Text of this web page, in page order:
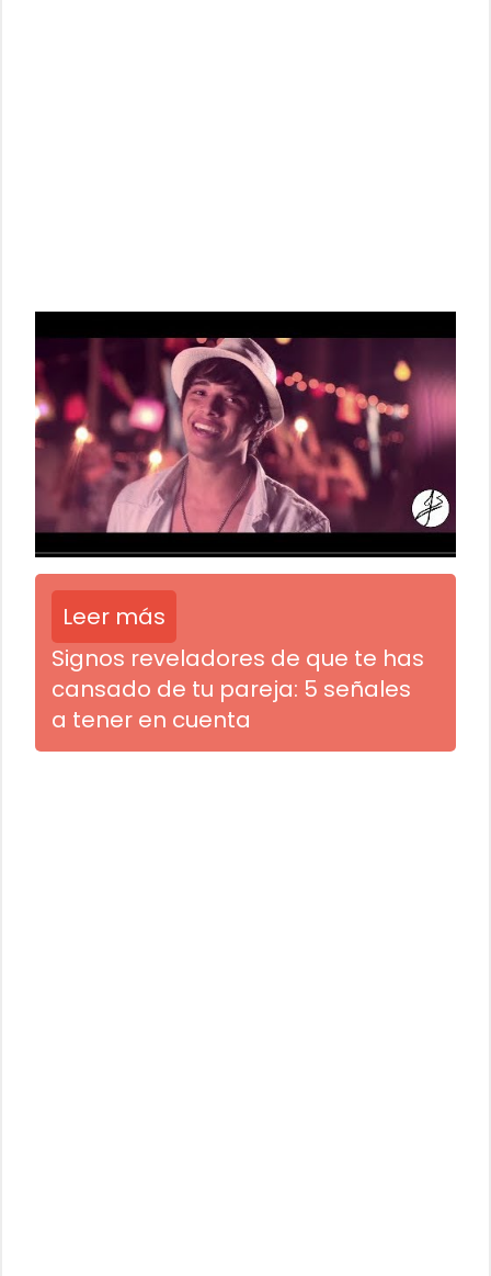
Leer más
Signos reveladores de que te has
cansado de tu pareja: 5 señales
a tener en cuenta